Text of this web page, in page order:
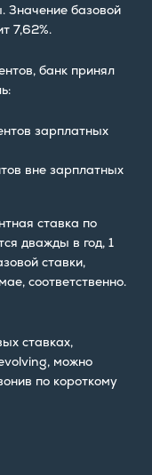
Значение базовой
7,62%.
банк принял
зарплатных
вне зарплатных
ставка по
дважды в год, 1
ставки,
соответственно.
ставках,
можно
по короткому